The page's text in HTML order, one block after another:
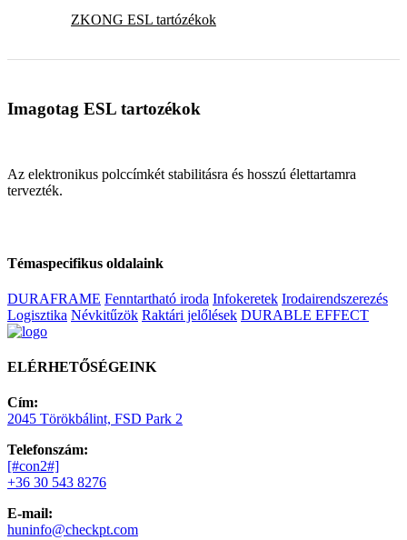
ZKONG ESL tartózékok
Imagotag ESL tartozékok
Az elektronikus polccímkét stabilitásra és hosszú élettartamra
tervezték.
Témaspecifikus oldalaink
DURAFRAME Fenntartható iroda Infokeretek Irodairendszerezés
Logisztika Névkitűzök Raktári jelőlések DURABLE EFFECT
ELÉRHETŐSÉGEINK
Cím:
2045 Törökbálint, FSD Park 2
Telefonszám:
[#con2#]
+36 30 543 8276
E-mail:
huninfo@checkpt.com